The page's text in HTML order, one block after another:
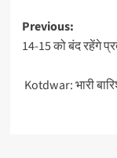
Previous:
14-15 को बंद रहेंगे
Kotdwar: भारी